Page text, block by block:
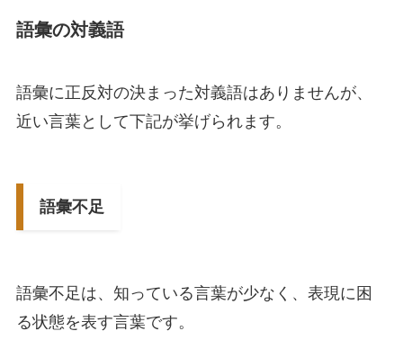
語彙の対義語
語彙に正反対の決まった対義語はありませんが、
近い言葉として下記が挙げられます。
語彙不足
語彙不足は、知っている言葉が少なく、表現に困
る状態を表す言葉です。